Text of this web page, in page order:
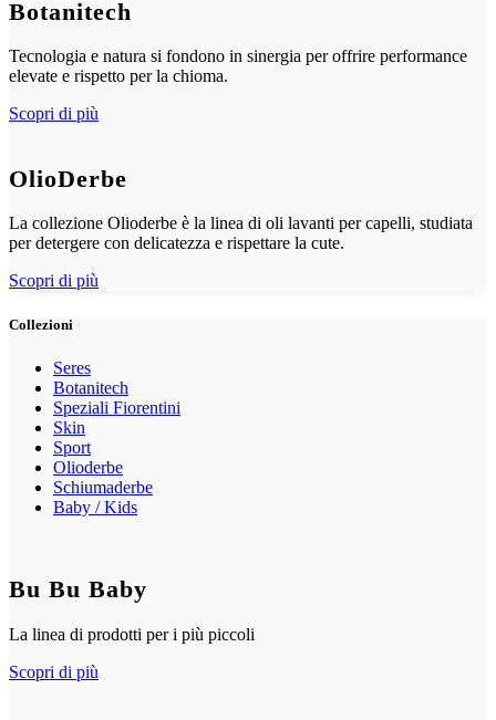
Botanitech
Tecnologia e natura si fondono in sinergia per offrire performance
elevate e rispetto per la chioma.
Scopri di più
OlioDerbe
La collezione Olioderbe è la linea di oli lavanti per capelli, studiata
per detergere con delicatezza e rispettare la cute.
Scopri di più
Collezioni
Seres
Botanitech
Speziali Fiorentini
Skin
Sport
Olioderbe
Schiumaderbe
Baby / Kids
Bu Bu Baby
La linea di prodotti per i più piccoli
Scopri di più